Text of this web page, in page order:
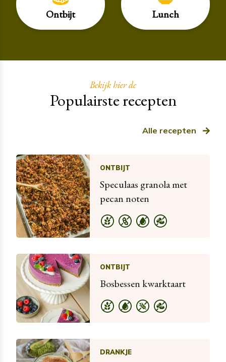
Ontbijt Lunch
Bekijk hier de
Populairste recepten
Alle recepten
ONTBIJT
Speculaas granola met
pecan noten
ONTBIJT
Bosbessen kwarktaart
DRANKJE